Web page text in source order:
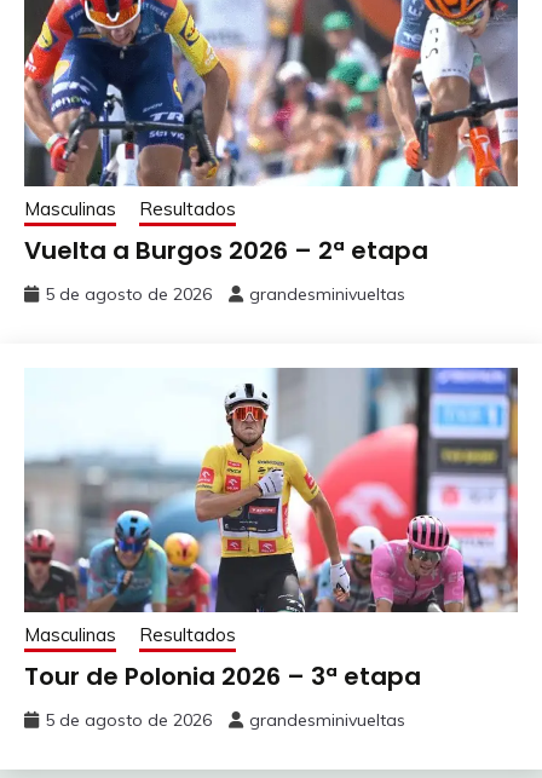
Masculinas Resultados
Vuelta a Burgos 2026 – 2ª etapa
5 de agosto de 2026 grandesminivueltas
Masculinas Resultados
Tour de Polonia 2026 – 3ª etapa
5 de agosto de 2026 grandesminivueltas